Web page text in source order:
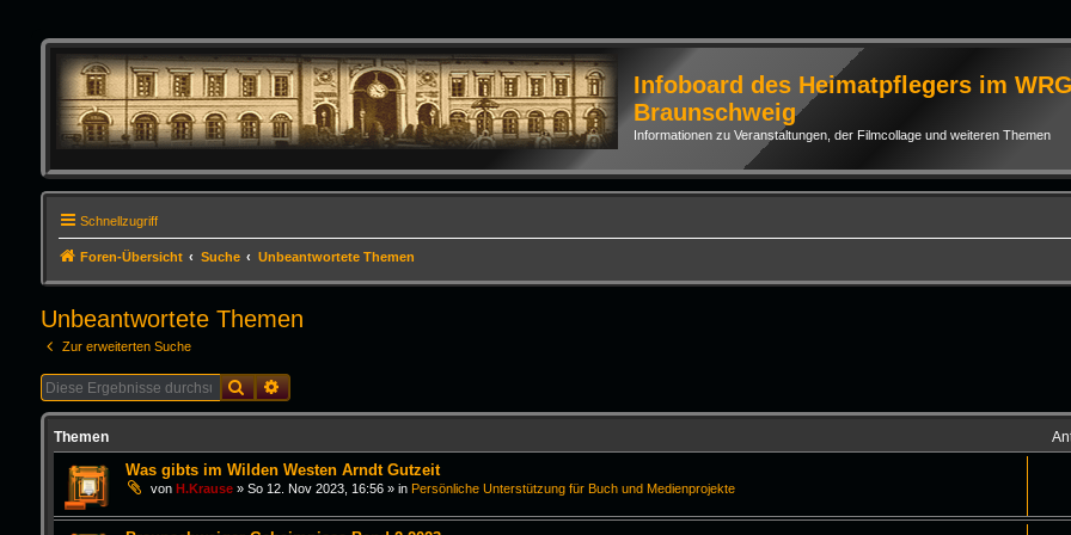
Infoboard des Heimatpflegers im WRG
Braunschweig
Informationen zu Veranstaltungen, der Filmcollage und weiteren Themen
Schnellzugriff
Foren-Übersicht Suche Unbeantwortete Themen
Unbeantwortete Themen
Zur erweiterten Suche
SucheErweiterte Suche
Themen
Was gibts im Wilden Westen Arndt Gutzeit
von H.Krause» So 12. Nov 2023, 16:56» in Persönliche Unterstützung für Buch und Medienprojekte